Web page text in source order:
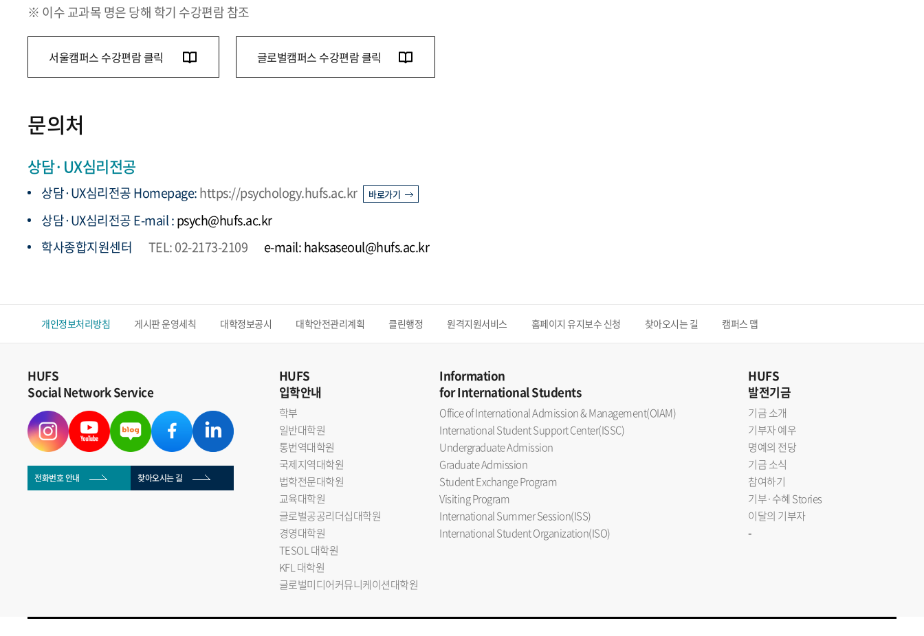
※ 이수 교과목 명은 당해 학기 수강편람 참조
서울캠퍼스 수강편람 클릭 글로벌캠퍼스 수강편람 클릭
문의처
상담·UX심리전공
상담·UX심리전공 Homepage:https://psychology.hufs.ac.kr 바로가기
상담·UX심리전공 E-mail :psych@hufs.ac.kr
학사종합지원센터
TEL: 02-2173-2109 e-mail: haksaseoul@hufs.ac.kr
개인정보처리방침 게시판 운영세칙 대학정보공시 대학안전관리계획 클린행정 원격지원서비스 홈페이지 유지보수 신청 찾아오시는 길 캠퍼스 맵
HUFS
Social Network Service
전화번호 안내 찾아오시는 길
HUFS
입학안내
학부
일반대학원
통번역대학원
국제지역대학원
법학전문대학원
교육대학원
글로벌공공리더십대학원
경영대학원
TESOL 대학원
KFL 대학원
글로벌미디어커뮤니케이션대학원
Information
for International Students
Office of International Admission & Management(OIAM)
International Student Support Center(ISSC)
Undergraduate Admission
Graduate Admission
Student Exchange Program
Visiting Program
International Summer Session(ISS)
International Student Organization(ISO)
HUFS
발전기금
기금 소개
기부자 예우
명예의 전당
기금 소식
참여하기
기부·수혜 Stories
이달의 기부자
-